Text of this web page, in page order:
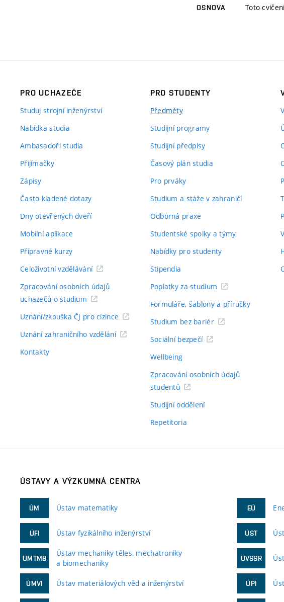
OSNOVA Toto
PRO UCHAZEČE
Studuj strojní inženýrství
Nabídka studia
Ambasadoři studia
Přijímačky
Zápisy
Často kladené dotazy
Dny otevřených dveří
Mobilní aplikace
Přípravné kurzy
Celoživotní vzdělávání
Zpracování osobních údajů
uchazečů o studium
Uznání/zkouška ČJ pro cizince
Uznání zahraničního vzdělání
Kontakty
PRO STUDENTY
Předměty
Studijní programy
Studijní předpisy
Časový plán studia
Pro prváky
Studium a stáže v zahraničí
Odborná praxe
Studentské spolky a týmy
Nabídky pro studenty
Stipendia
Poplatky za studium
Formuláře, šablony a příručky
Studium bez bariér
Sociální bezpečí
Wellbeing
Zpracování osobních údajů
studentů
Studijní oddělení
Repetitoria
ÚSTAVY A VÝZKUMNÁ CENTRA
ÚM Ústav matematiky
ÚFI Ústav fyzikálního inženýrství
ÚMTMB
Ústav mechaniky těles, mechatroniky
a biomechaniky
ÚMVI Ústav materiálových věd a inženýrství
EÚ
ÚST
ÚVSSR
ÚPI